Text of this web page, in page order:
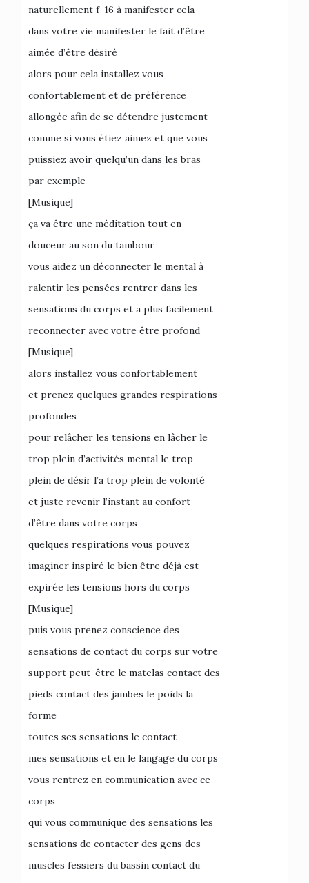
naturellement f-16 à manifester cela
dans votre vie manifester le fait d’être
aimée d’être désiré
alors pour cela installez vous
confortablement et de préférence
allongée afin de se détendre justement
comme si vous étiez aimez et que vous
puissiez avoir quelqu’un dans les bras
par exemple
[Musique]
ça va être une méditation tout en
douceur au son du tambour
vous aidez un déconnecter le mental à
ralentir les pensées rentrer dans les
sensations du corps et a plus facilement
reconnecter avec votre être profond
[Musique]
alors installez vous confortablement
et prenez quelques grandes respirations
profondes
pour relâcher les tensions en lâcher le
trop plein d’activités mental le trop
plein de désir l’a trop plein de volonté
et juste revenir l’instant au confort
d’être dans votre corps
quelques respirations vous pouvez
imaginer inspiré le bien être déjà est
expirée les tensions hors du corps
[Musique]
puis vous prenez conscience des
sensations de contact du corps sur votre
support peut-être le matelas contact des
pieds contact des jambes le poids la
forme
toutes ses sensations le contact
mes sensations et en le langage du corps
vous rentrez en communication avec ce
corps
qui vous communique des sensations les
sensations de contacter des gens des
muscles fessiers du bassin contact du